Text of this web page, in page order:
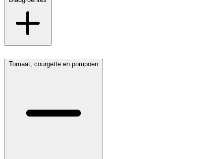
Tomaat, courgette en pompoen